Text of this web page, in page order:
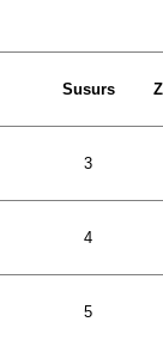
Susurs
3
4
5